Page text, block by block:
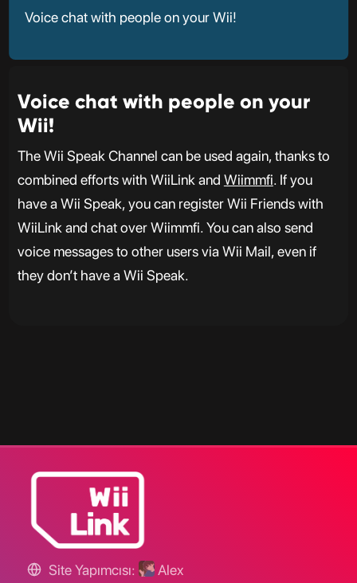
Voice chat with people on your Wii!
Voice chat with people on your
Wii!
The Wii Speak Channel can be used again, thanks to
combined efforts with WiiLink and Wiimmfi. If you
have a Wii Speak, you can register Wii Friends with
WiiLink and chat over Wiimmfi. You can also send
voice messages to other users via Wii Mail, even if
they don’t have a Wii Speak.
Site Yapımcısı:
Alex